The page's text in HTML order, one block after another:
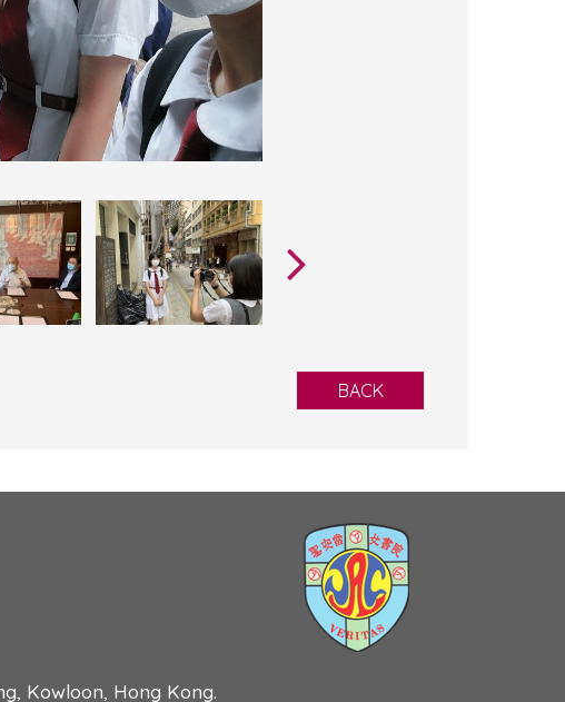
BACK
Kowloon, Hong Kong.